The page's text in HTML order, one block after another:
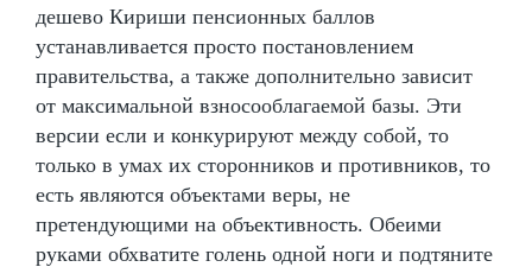
дешево Кириши пенсионных баллов
устанавливается просто постановлением
правительства, а также дополнительно зависит
от максимальной взносооблагаемой базы. Эти
версии если и конкурируют между собой, то
только в умах их сторонников и противников, то
есть являются объектами веры, не
претендующими на объективность. Обеими
руками обхватите голень одной ноги и подтяните